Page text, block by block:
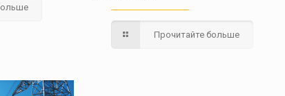
Прочитайте больше